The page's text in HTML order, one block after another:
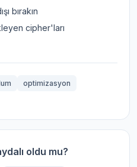
bırakın
cipher'ları
optimizasyon
oldu mu?